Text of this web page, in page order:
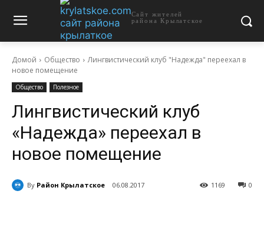
Сайт жителей
района Крылатское
Домой Общество
Лингвистический клуб "Надежда" переехал в
новое помещение
Общество Полезное
Лингвистический клуб
«Надежда» переехал в
новое помещение
By Район Крылатское 06.08.2017 0
1169